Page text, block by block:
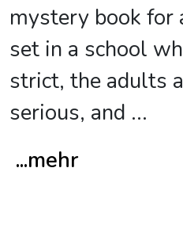
mystery book for
set in a school
strict, the adults
serious, and ...
...mehr